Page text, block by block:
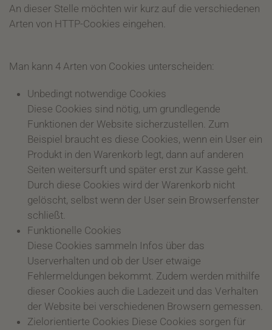
An dieser Stelle möchten wir kurz auf die verschiedenen
Arten von HTTP-Cookies eingehen.
Man kann 4 Arten von Cookies unterscheiden:
Unbedingt notwendige Cookies
Diese Cookies sind nötig, um grundlegende
Funktionen der Website sicherzustellen. Zum
Beispiel braucht es diese Cookies, wenn ein User ein
Produkt in den Warenkorb legt, dann auf anderen
Seiten weitersurft und später erst zur Kasse geht.
Durch diese Cookies wird der Warenkorb nicht
gelöscht, selbst wenn der User sein Browserfenster
schließt.
Funktionelle Cookies
Diese Cookies sammeln Infos über das
Userverhalten und ob der User etwaige
Fehlermeldungen bekommt. Zudem werden mithilfe
dieser Cookies auch die Ladezeit und das Verhalten
der Website bei verschiedenen Browsern gemessen.
Zielorientierte Cookies Diese Cookies sorgen für